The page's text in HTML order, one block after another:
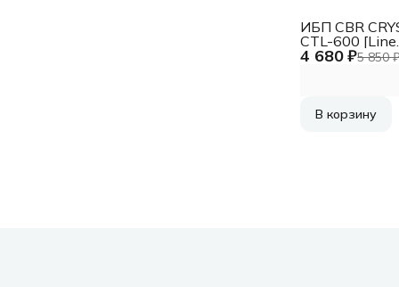
4 680 ₽5 850 ₽
ИБП CBR
CTL-600 [Line
Interactive,
Breaker]
В корзину